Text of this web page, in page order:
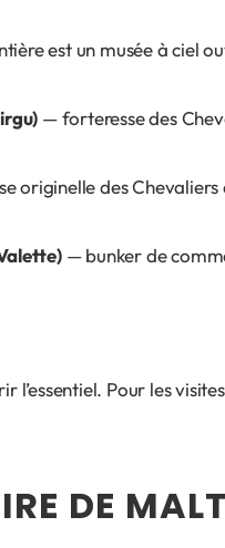
est un musée à ciel
— forteresse des
originelle des Chevaliers
— bunker de
l’essentiel. Pour les
DE